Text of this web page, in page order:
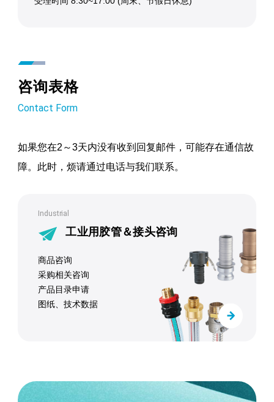
咨询表格
Contact Form
如果您在2～3天内没有收到回复邮件，可能存在通信故
障。此时，烦请通过电话与我们联系。
Industrial
工业用胶管＆接头咨询
商品咨询
采购相关咨询
产品目录申请
图纸、技术数据